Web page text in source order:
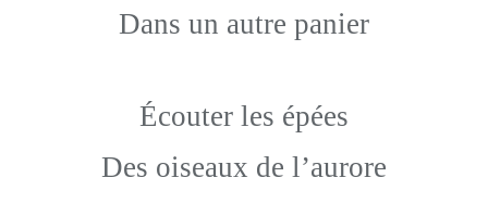
Dans un autre panier
Écouter les épées
Des oiseaux de l’aurore